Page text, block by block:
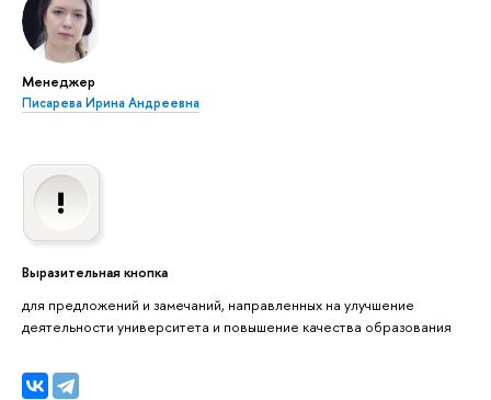
Менеджер
Писарева Ирина Андреевна
Выразительная кнопка
для предложений и замечаний, направленных на улучшение
деятельности университета и повышение качества образования